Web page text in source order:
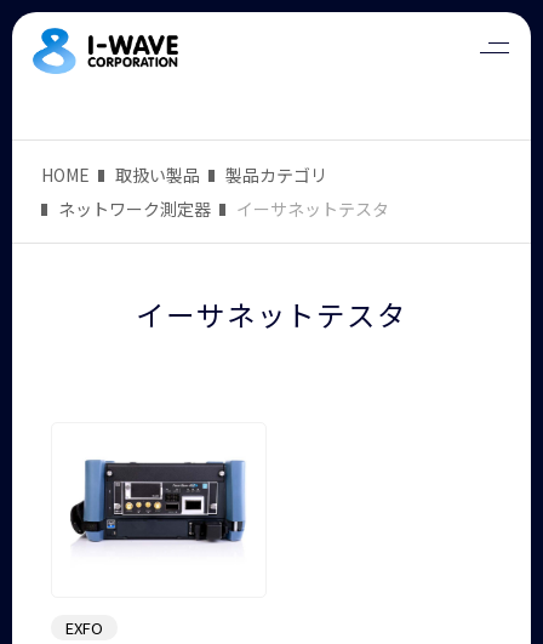
HOME 取扱い製品
製品カテゴリ
ネットワーク測定器
イーサネットテスタ
イーサネットテスタ
EXFO